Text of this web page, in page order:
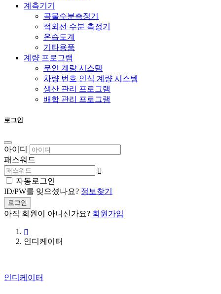
계측기기
곡물수분측정기
적외선 수분 측정기
온습도계
기타용품
계량 프로그램
무인 계량 시스템
차량 번호 인식 계량 시스템
생산 관리 프로그램
배합 관리 프로그램
로그인
아이디
패스워드
자동로그인
ID/PW를 잊으셨나요? 정보찾기
로그인
아직 회원이 아니신가요? 회원가입
인디케이터
인디케이터